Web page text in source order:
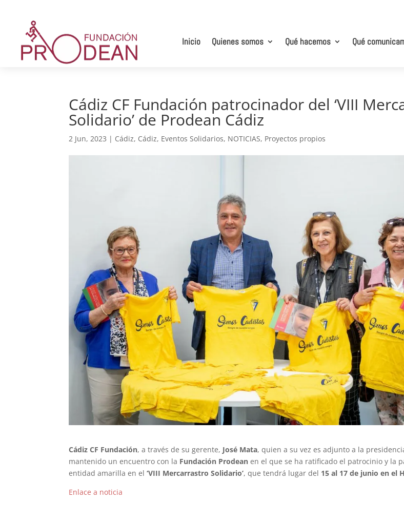
Inicio Quienes somos Qué hacemos Qué
Cádiz CF Fundación patrocinador del ‘VIII
Solidario’ de Prodean Cádiz
2 Jun, 2023 | Cádiz, Cádiz, Eventos Solidarios, NOTICIAS, Proyectos propios
Cádiz CF Fundación, a través de su gerente, José Mata, quien a su vez es adjunto a la
mantenido un encuentro con la Fundación Prodean en el que se ha ratificado el patrocinio y la
entidad amarilla en el ‘VIII Mercarrastro Solidario’, que tendrá lugar del 15 al 17 de junio en el
Enlace a noticia